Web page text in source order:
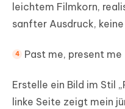
leichtem Filmkorn,
sanfter Ausdruck,
Past me, present me
Erstelle ein Bild im Stil
linke Seite zeigt mein